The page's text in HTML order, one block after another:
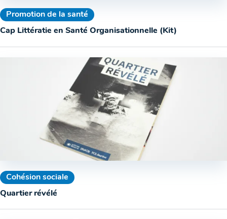
Promotion de la santé
Cap Littératie en Santé Organisationnelle (Kit)
Cohésion sociale
Quartier révélé